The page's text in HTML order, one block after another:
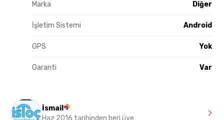
Marka Diğer
İşletim Sistemi Android
GPS Yok
Garanti Var
İsmail
Haz 2016 tarihinden beri üye